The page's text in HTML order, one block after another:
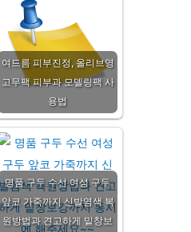
여드름 피부진정, 올리브영
고무팩 피부과 모델링팩 사
용법
명품 구두 수선 여성 구두
앞코 가죽까지 신발염색 복
원방법과 견고하게 밑창보